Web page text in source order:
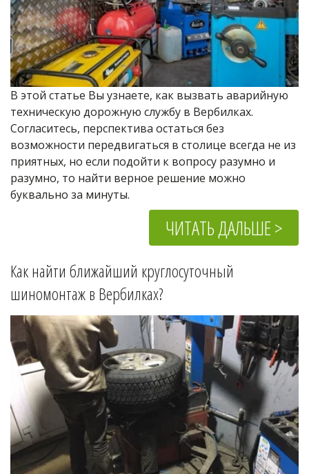
В этой статье Вы узнаете, как вызвать аварийную
техническую дорожную службу в Вербилках.
Согласитесь, перспектива остаться без
возможности передвигаться в столице всегда не из
приятных, но если подойти к вопросу разумно и
разумно, то найти верное решение можно
буквально за минуты.
ЧИТАТЬ ДАЛЬШЕ >
Как найти ближайший круглосуточный
шиномонтаж в Вербилках?